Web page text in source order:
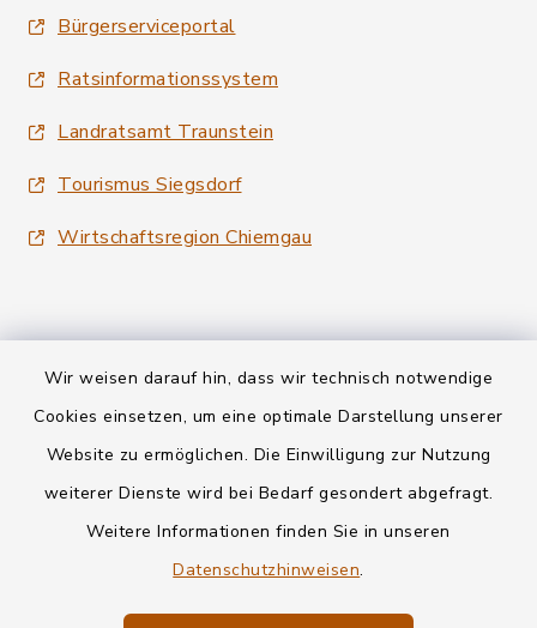
Wir weisen darauf hin, dass wir technisch notwendige
Cookies einsetzen, um eine optimale Darstellung unserer
Website zu ermöglichen. Die Einwilligung zur Nutzung
weiterer Dienste wird bei Bedarf gesondert abgefragt.
Weitere Informationen finden Sie in unseren
Datenschutzhinweisen.
Bürgerserviceportal
Ratsinformationssystem
Landratsamt Traunstein
Tourismus Siegsdorf
Wirtschaftsregion Chiemgau
Kontakt
Informationspflichten